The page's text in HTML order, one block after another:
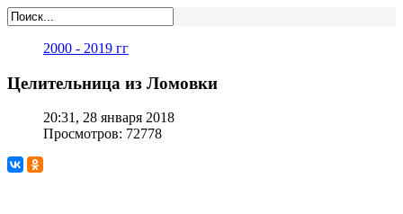
2000 - 2019 гг
Целительница из Ломовки
20:31, 28 января 2018
Просмотров: 72778